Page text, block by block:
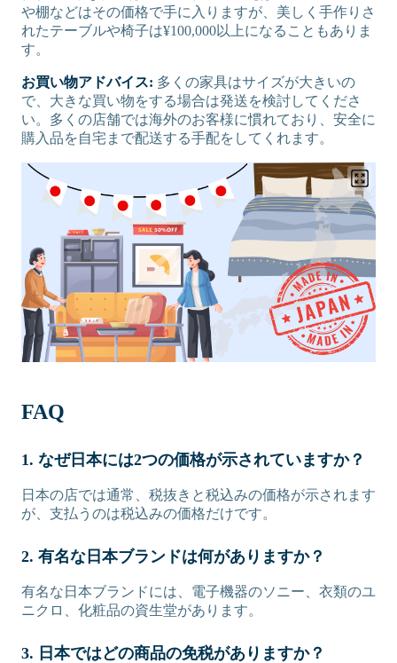
や棚などはその価格で手に入りますが、美しく手作りさ
れたテーブルや椅子は¥100,000以上になることもありま
す。
お買い物アドバイス: 多くの家具はサイズが大きいの
で、大きな買い物をする場合は発送を検討してくださ
い。多くの店舗では海外のお客様に慣れており、安全に
購入品を自宅まで配送する手配をしてくれます。
FAQ
1. なぜ日本には2つの価格が示されていますか？
日本の店では通常、税抜きと税込みの価格が示されます
が、支払うのは税込みの価格だけです。
2. 有名な日本ブランドは何がありますか？
有名な日本ブランドには、電子機器のソニー、衣類のユ
ニクロ、化粧品の資生堂があります。
3. 日本ではどの商品の免税がありますか？